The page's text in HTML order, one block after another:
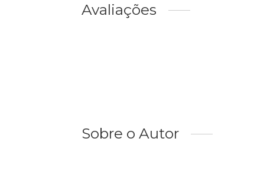
Avaliações
Sobre o Autor